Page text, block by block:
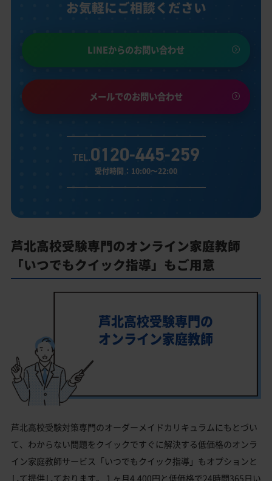
お気軽にご相談ください
LINEからのお問い合わせ
メールでのお問い合わせ
TEL.0120-445-259
受付時間：10:00～22:00
芦北高校受験専門のオンライン家庭教師
「いつでもクイック指導」もご用意
芦北高校受験専門の
オンライン家庭教師
芦北高校受験対策専門のオーダーメイドカリキュラムにもとづい
て、わからない問題をクイックですぐに解決する低価格のオンラ
イン家庭教師サービス「いつでもクイック指導」もオプションと
して提供しております。１ヶ月4,400円と低価格で24時間365日い